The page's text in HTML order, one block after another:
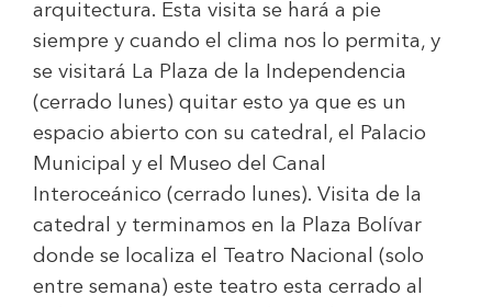
arquitectura. Esta visita se hará a pie
siempre y cuando el clima nos lo permita, y
se visitará La Plaza de la Independencia
(cerrado lunes) quitar esto ya que es un
espacio abierto con su catedral, el Palacio
Municipal y el Museo del Canal
Interoceánico (cerrado lunes). Visita de la
catedral y terminamos en la Plaza Bolívar
donde se localiza el Teatro Nacional (solo
entre semana) este teatro esta cerrado al